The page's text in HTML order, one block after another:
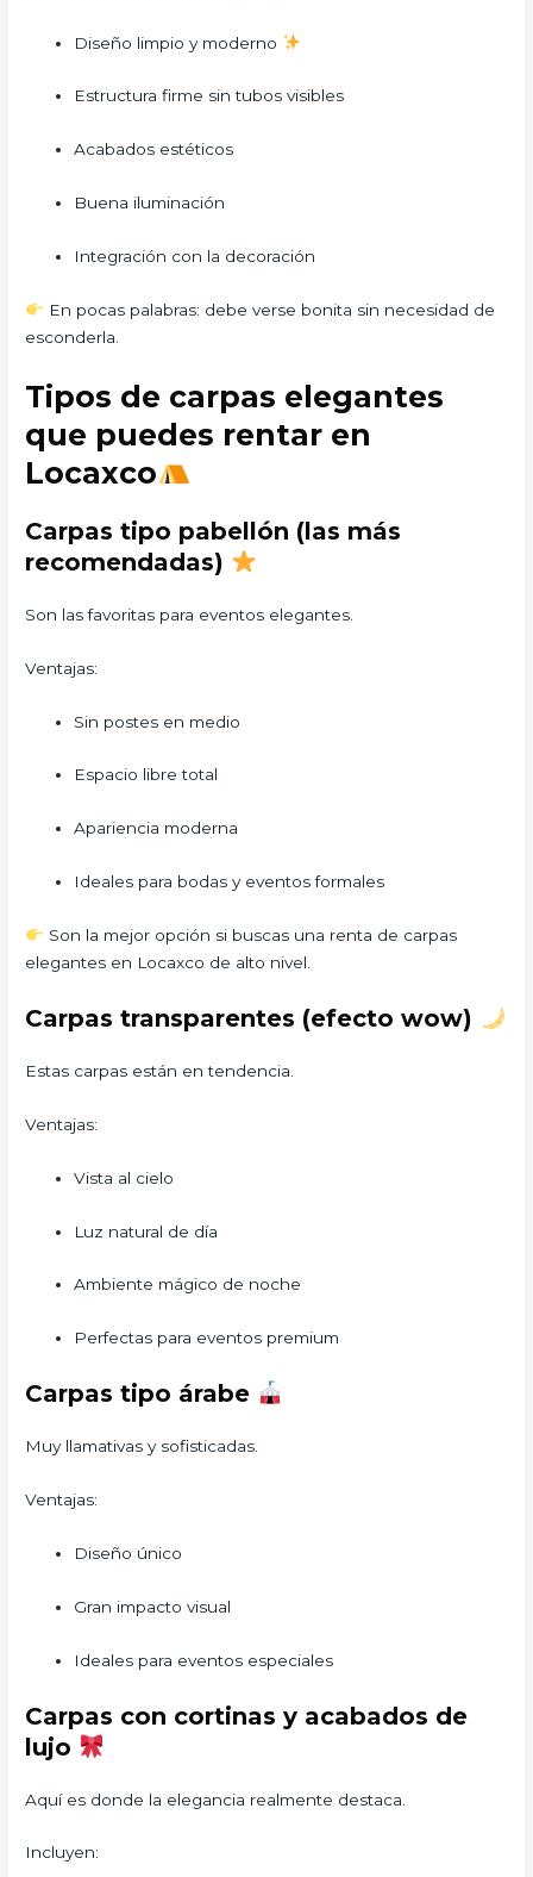
Diseño limpio y moderno
Estructura firme sin tubos visibles
Acabados estéticos
Buena iluminación
Integración con la decoración
En pocas palabras: debe verse bonita sin necesidad de
esconderla.
Tipos de carpas elegantes
que puedes rentar en
Locaxco
Carpas tipo pabellón (las más
recomendadas)
Son las favoritas para eventos elegantes.
Ventajas:
Sin postes en medio
Espacio libre total
Apariencia moderna
Ideales para bodas y eventos formales
Son la mejor opción si buscas una renta de carpas
elegantes en Locaxco de alto nivel.
Carpas transparentes (efecto wow)
Estas carpas están en tendencia.
Ventajas:
Vista al cielo
Luz natural de día
Ambiente mágico de noche
Perfectas para eventos premium
Carpas tipo árabe
Muy llamativas y sofisticadas.
Ventajas:
Diseño único
Gran impacto visual
Ideales para eventos especiales
Carpas con cortinas y acabados de
lujo
Aquí es donde la elegancia realmente destaca.
Incluyen: